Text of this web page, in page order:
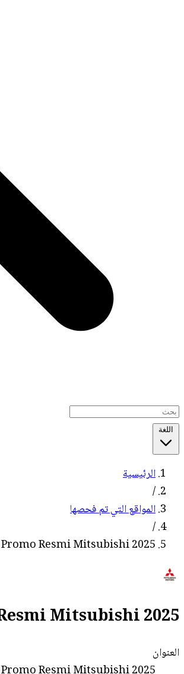
اللغة
الرئيسية
/
المواقع التي تم فحصها
/
Resmi Mitsubishi 2025 -
Mitsubishi 2025 -
العنوان